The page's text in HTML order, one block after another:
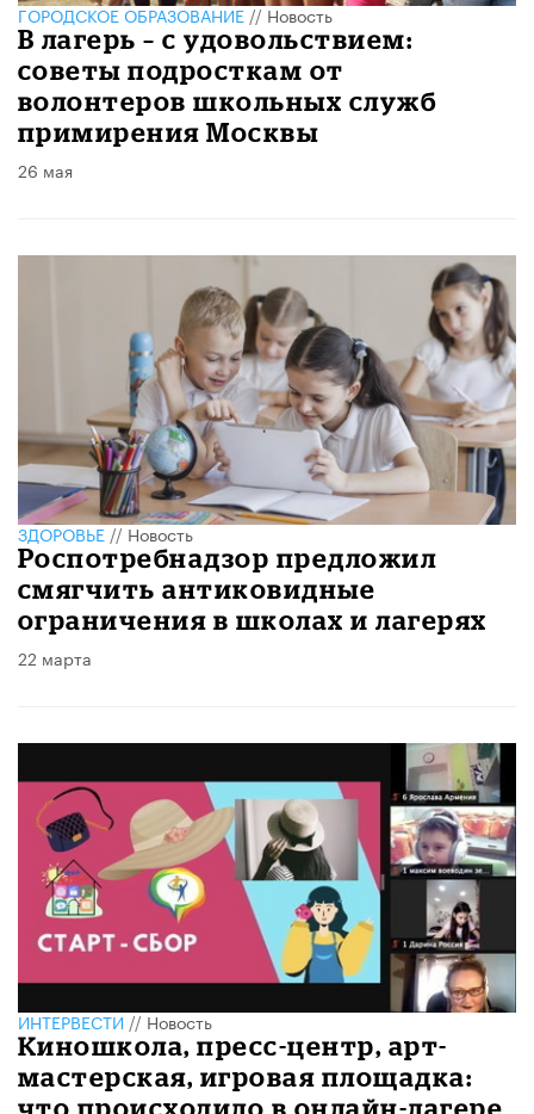
ГОРОДСКОЕ ОБРАЗОВАНИЕ//Новость
В лагерь – с удовольствием:
советы подросткам от
волонтеров школьных служб
примирения Москвы
26 мая
ЗДОРОВЬЕ//Новость
Роспотребнадзор предложил
смягчить антиковидные
ограничения в школах и лагерях
22 марта
ИНТЕРВЕСТИ//Новость
Киношкола, пресс-центр, арт-
мастерская, игровая площадка:
что происходило в онлайн-лагере